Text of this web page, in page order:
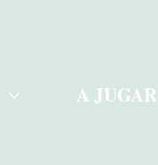
A JUGAR